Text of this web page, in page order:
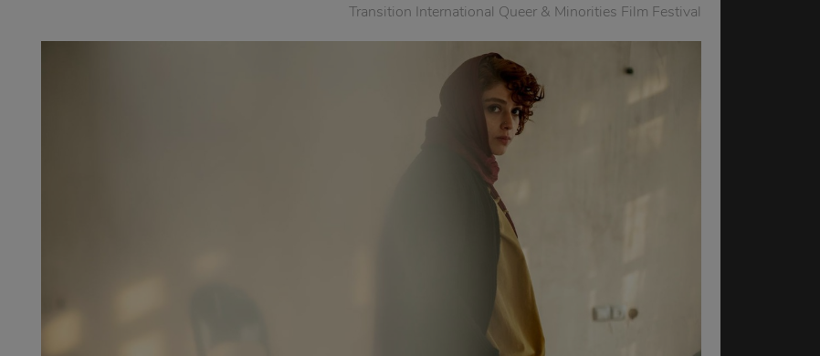
Transition International Queer & Minorities Film Festival